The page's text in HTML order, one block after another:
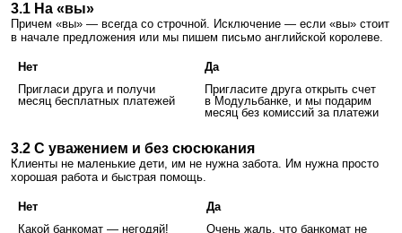
3.1 На «вы»
Причем «вы» — всегда со строчной. Исключение — если «вы» стоит
в начале предложения или мы пишем письмо английской королеве.
Нет
Да
Пригласи друга и получи
месяц бесплатных платежей
Пригласите друга открыть счет
в Модульбанке, и мы подарим
месяц без комиссий за платежи
3.2 С уважением и без сюсюкания
Клиенты не маленькие дети, им не нужна забота. Им нужна просто
хорошая работа и быстрая помощь.
Нет
Да
Какой банкомат — негодяй!
Очень жаль, что банкомат не